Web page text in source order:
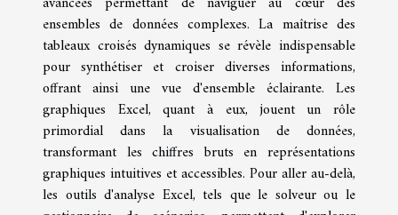
ensembles de données complexes. La maîtrise des
tableaux croisés dynamiques se révèle indispensable
pour synthétiser et croiser diverses informations,
offrant ainsi une vue d'ensemble éclairante. Les
graphiques Excel, quant à eux, jouent un rôle
primordial dans la visualisation de données,
transformant les chiffres bruts en représentations
graphiques intuitives et accessibles. Pour aller au-delà,
les outils d'analyse Excel, tels que le solveur ou le